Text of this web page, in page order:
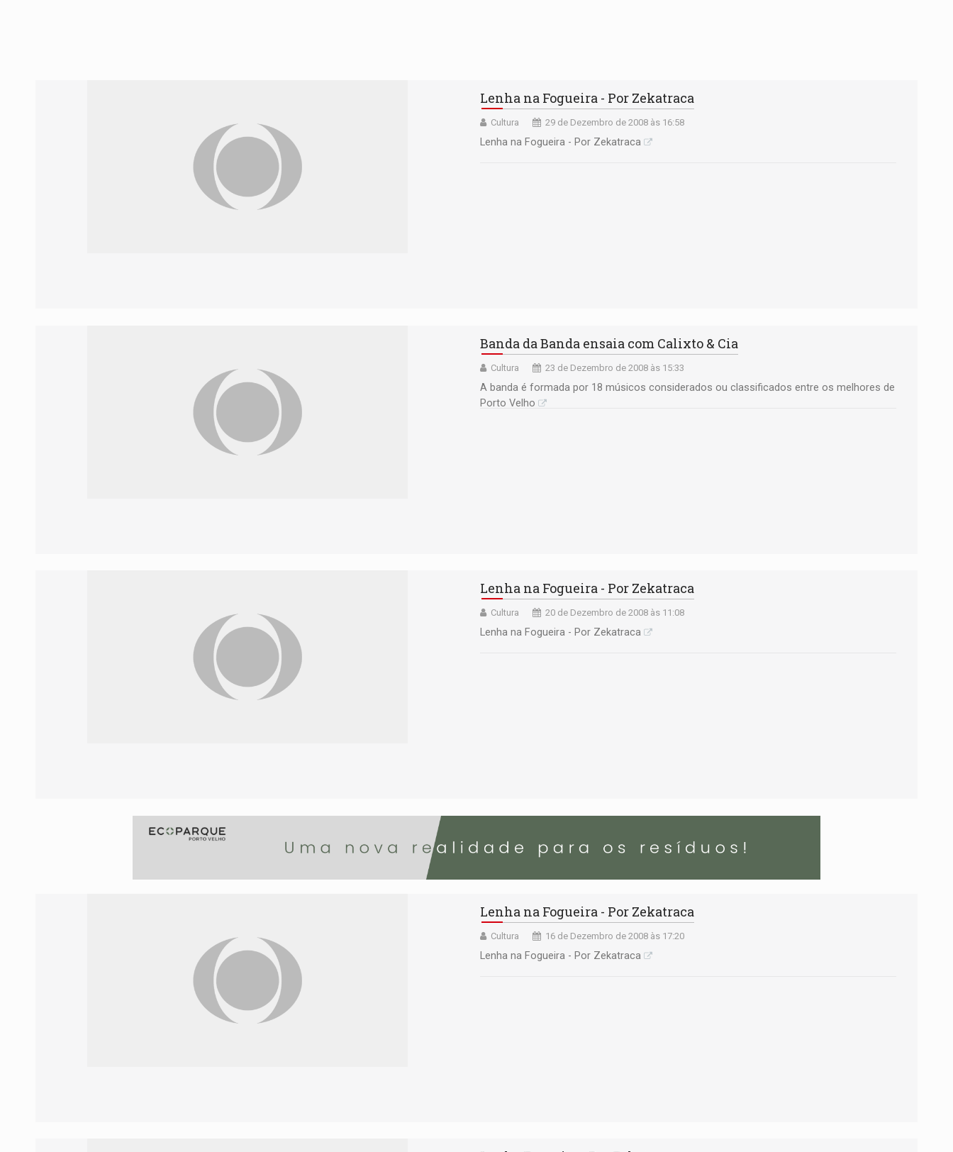
Lenha na Fogueira - Por Zekatraca
Cultura 29 de Dezembro de 2008 às 16:58
Lenha na Fogueira - Por Zekatraca
Banda da Banda ensaia com Calixto & Cia
Cultura 23 de Dezembro de 2008 às 15:33
A banda é formada por 18 músicos considerados ou classificados entre os melhores de
Porto Velho
Lenha na Fogueira - Por Zekatraca
Cultura 20 de Dezembro de 2008 às 11:08
Lenha na Fogueira - Por Zekatraca
Lenha na Fogueira - Por Zekatraca
Cultura 16 de Dezembro de 2008 às 17:20
Lenha na Fogueira - Por Zekatraca